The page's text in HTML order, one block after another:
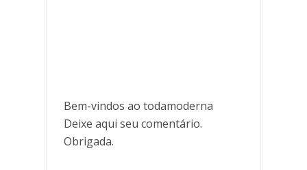
Bem-vindos ao todamoderna
Deixe aqui seu comentário.
Obrigada.